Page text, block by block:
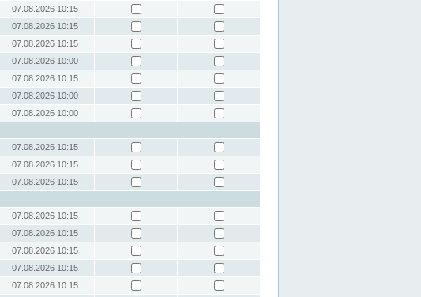
07.08.2026 10:15
07.08.2026 10:15
07.08.2026 10:15
07.08.2026 10:00
07.08.2026 10:15
07.08.2026 10:00
07.08.2026 10:00
07.08.2026 10:15
07.08.2026 10:15
07.08.2026 10:15
07.08.2026 10:15
07.08.2026 10:15
07.08.2026 10:15
07.08.2026 10:15
07.08.2026 10:15